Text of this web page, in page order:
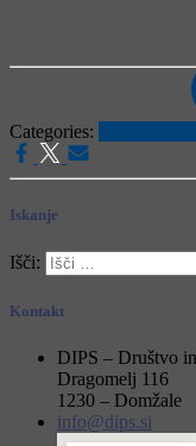
Categories:
Iskanje
Išči:
Kontakt
DIPS – Društvo
Dragomelj 116
1230 – Domžale
info@dips.si